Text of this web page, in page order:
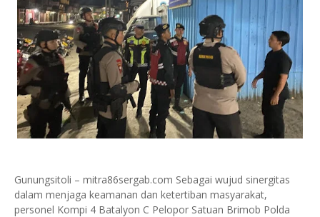
Gunungsitoli – mitra86sergab.com Sebagai wujud sinergitas
dalam menjaga keamanan dan ketertiban masyarakat,
personel Kompi 4 Batalyon C Pelopor Satuan Brimob Polda